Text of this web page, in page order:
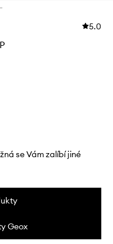
5.0
se Vám zalíbí jiné
Geox